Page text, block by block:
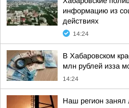
информацию из
действиях
14:24
В Хабаровском
млн рублей изза
14:24
Наш регион